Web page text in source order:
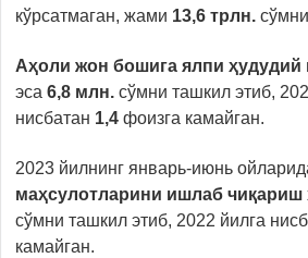
кўрсатмаган, жами 13,6 трлн.
Аҳоли жон бошига ялпи ҳудудий
эса 6,8 млн. сўмни ташкил этиб,
нисбатан 1,4 фоизга камайган.
2023 йилнинг январь-июнь
маҳсулотларини ишлаб чиқариш
сўмни ташкил этиб, 2022 йилга
камайган.